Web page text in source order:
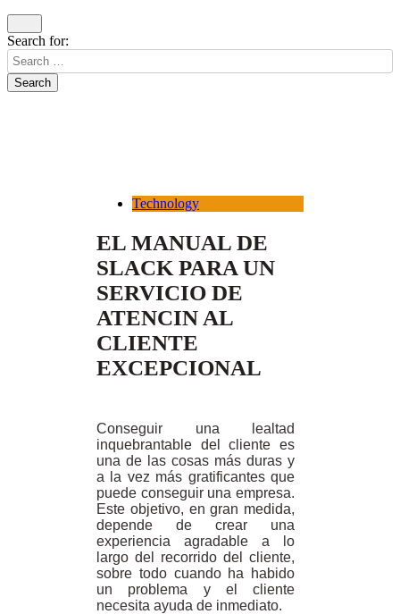
Search for:
Technology
EL MANUAL DE
SLACK PARA UN
SERVICIO DE
ATENCIN AL
CLIENTE
EXCEPCIONAL
Conseguir una lealtad
inquebrantable del cliente es
una de las cosas más duras y
a la vez más gratificantes que
puede conseguir una empresa.
Este objetivo, en gran medida,
depende de crear una
experiencia agradable a lo
largo del recorrido del cliente,
sobre todo cuando ha habido
un problema y el cliente
necesita ayuda de inmediato.